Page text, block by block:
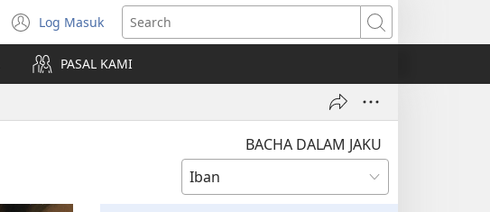
Log Masuk
(opens
new
window)
Search
PASAL KAMI
BACHA DALAM JAKU